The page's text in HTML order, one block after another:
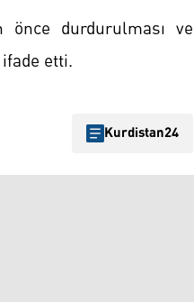
durdurulması ve
etti.
Kurdistan24